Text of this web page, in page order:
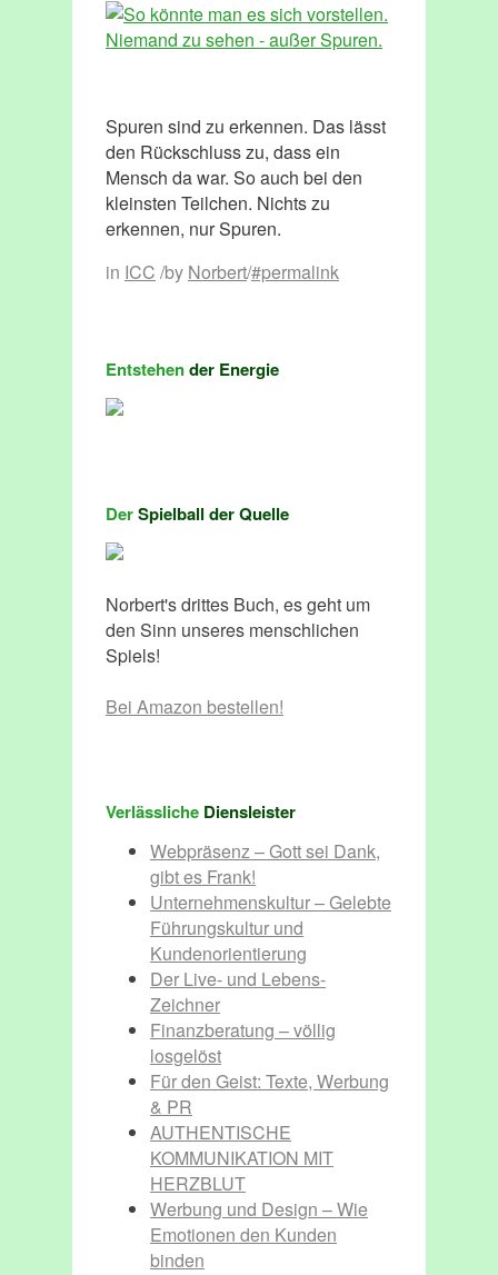
Spuren sind zu erkennen. Das lässt
den Rückschluss zu, dass ein
Mensch da war. So auch bei den
kleinsten Teilchen. Nichts zu
erkennen, nur Spuren.
in ICC /by Norbert/#permalink
Entstehender Energie
DerSpielball der Quelle
Norbert's drittes Buch, es geht um
den Sinn unseres menschlichen
Spiels!
Bei Amazon bestellen!
Verlässliche Diensleister
Webpräsenz – Gott sei Dank,
gibt es Frank!
Unternehmenskultur – Gelebte
Führungskultur und
Kundenorientierung
Der Live- und Lebens-
Zeichner
Finanzberatung – völlig
losgelöst
Für den Geist: Texte, Werbung
& PR
AUTHENTISCHE
KOMMUNIKATION MIT
HERZBLUT
Werbung und Design – Wie
Emotionen den Kunden
binden